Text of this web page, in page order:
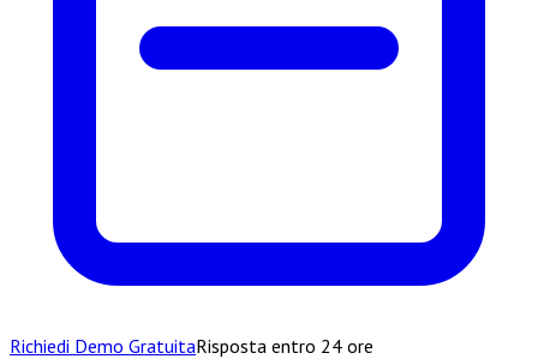
Richiedi Demo GratuitaRisposta entro 24 ore